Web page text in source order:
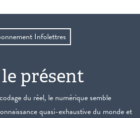
Infolettres
présent
du réel, le numérique semble
quasi-exhaustive du monde et